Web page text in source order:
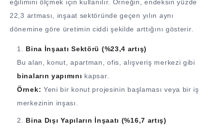
eğilimini ölçmek için kullanılır. Örneğin, endeksin yüzde
22,3 artması, inşaat sektöründe geçen yılın aynı
dönemine göre üretimin ciddi şekilde arttığını gösterir.
Bina İnşaatı Sektörü (%23,4 artış)
Bu alan, konut, apartman, ofis, alışveriş merkezi gibi
binaların yapımını kapsar.
Örnek: Yeni bir konut projesinin başlaması veya bir iş
merkezinin inşası.
Bina Dışı Yapıların İnşaatı (%16,7 artış)